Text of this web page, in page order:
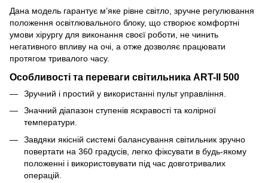
Дана модель гарантує м’яке рівне світло, зручне регулювання
положення освітлювального блоку, що створює комфортні
умови хірургу для виконання своєї роботи, не чинить
негативного впливу на очі, а отже дозволяє працювати
протягом тривалого часу.
Особливості та переваги світильника ART-II 500
Зручний і простий у використанні пульт управління.
Значний діапазон ступенів яскравості та колірної
температури.
Завдяки якісній системі балансування світильник зручно
повертати на 360 градусів, легко фіксувати в будь-якому
положенні і використовувати під час довготривалих
операцій.